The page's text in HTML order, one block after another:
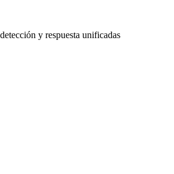
y respuesta unificadas